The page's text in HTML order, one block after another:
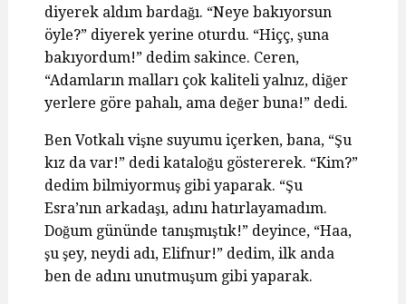
diyerek aldım bardağı. “Neye bakıyorsun
öyle?” diyerek yerine oturdu. “Hiçç, şuna
bakıyordum!” dedim sakince. Ceren,
“Adamların malları çok kaliteli yalnız, diğer
yerlere göre pahalı, ama değer buna!” dedi.
Ben Votkalı vişne suyumu içerken, bana, “Şu
kız da var!” dedi kataloğu göstererek. “Kim?”
dedim bilmiyormuş gibi yaparak. “Şu
Esra’nın arkadaşı, adını hatırlayamadım.
Doğum gününde tanışmıştık!” deyince, “Haa,
şu şey, neydi adı, Elifnur!” dedim, ilk anda
ben de adını unutmuşum gibi yaparak.